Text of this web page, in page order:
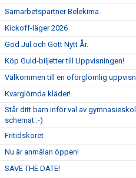
Samarbetspartner Belekima.
Kickoff-läger 2026
God Jul och Gott Nytt År.
Köp Guld-biljetter till Uppvisningen!
Välkommen till en oförglömlig
Kvarglömda kläder!
Står ditt barn inför val av
schemat :-)
Fritidskoret
Nu är anmälan öppen!
SAVE THE DATE!